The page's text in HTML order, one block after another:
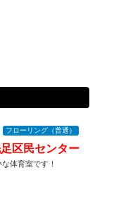
フローリング（普通）
区民センター
体育室です！